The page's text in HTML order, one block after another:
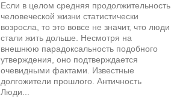
Если в целом средняя продолжительность
человеческой жизни статистически
возросла, то это вовсе не значит, что люди
стали жить дольше. Несмотря на
внешнюю парадоксальность подобного
утверждения, оно подтверждается
очевидными фактами. Известные
долгожители прошлого. Античность
Люди...